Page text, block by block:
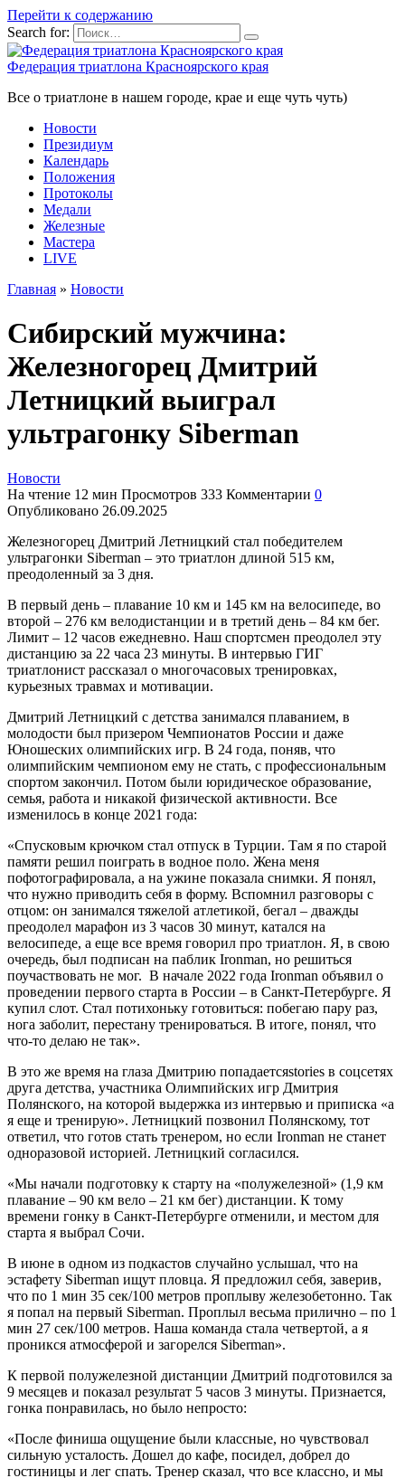
Перейти к содержанию
Search for:
Федерация триатлона Красноярского края
Все о триатлоне в нашем городе, крае и еще чуть чуть)
Новости
Президиум
Календарь
Положения
Протоколы
Медали
Железные
Мастера
LIVE
Главная » Новости
Сибирский мужчина:
Железногорец Дмитрий
Летницкий выиграл
ультрагонку Siberman
Новости
На чтение 12 мин Просмотров 333 Комментарии 0
Опубликовано 26.09.2025
Железногорец Дмитрий Летницкий стал победителем
ультрагонки Siberman – это триатлон длиной 515 км,
преодоленный за 3 дня.
В первый день – плавание 10 км и 145 км на велосипеде, во
второй – 276 км велодистанции и в третий день – 84 км бег.
Лимит – 12 часов ежедневно. Наш спортсмен преодолел эту
дистанцию за 22 часа 23 минуты. В интервью ГИГ
триатлонист рассказал о многочасовых тренировках,
курьезных травмах и мотивации.
Дмитрий Летницкий с детства занимался плаванием, в
молодости был призером Чемпионатов России и даже
Юношеских олимпийских игр. В 24 года, поняв, что
олимпийским чемпионом ему не стать, с профессиональным
спортом закончил. Потом были юридическое образование,
семья, работа и никакой физической активности. Все
изменилось в конце 2021 года:
«Спусковым крючком стал отпуск в Турции. Там я по старой
памяти решил поиграть в водное поло. Жена меня
пофотографировала, а на ужине показала снимки. Я понял,
что нужно приводить себя в форму. Вспомнил разговоры с
отцом: он занимался тяжелой атлетикой, бегал – дважды
преодолел марафон из 3 часов 30 минут, катался на
велосипеде, а еще все время говорил про триатлон. Я, в свою
очередь, был подписан на паблик Ironman, но решиться
поучаствовать не мог. В начале 2022 года Ironman объявил о
проведении первого старта в России – в Санкт-Петербурге. Я
купил слот. Стал потихоньку готовиться: побегаю пару раз,
нога заболит, перестану тренироваться. В итоге, понял, что
что-то делаю не так».
В это же время на глаза Дмитрию попадаетсяstories в соцсетях
друга детства, участника Олимпийских игр Дмитрия
Полянского, на которой выдержка из интервью и приписка «а
я еще и тренирую». Летницкий позвонил Полянскому, тот
ответил, что готов стать тренером, но если Ironman не станет
одноразовой историей. Летницкий согласился.
«Мы начали подготовку к старту на «полужелезной» (1,9 км
плавание – 90 км вело – 21 км бег) дистанции. К тому
времени гонку в Санкт-Петербурге отменили, и местом для
старта я выбрал Сочи.
В июне в одном из подкастов случайно услышал, что на
эстафету Siberman ищут пловца. Я предложил себя, заверив,
что по 1 мин 35 сек/100 метров проплыву железобетонно. Так
я попал на первый Siberman. Проплыл весьма прилично – по 1
мин 27 сек/100 метров. Наша команда стала четвертой, а я
проникся атмосферой и загорелся Siberman».
К первой полужелезной дистанции Дмитрий подготовился за
9 месяцев и показал результат 5 часов 3 минуты. Признается,
гонка понравилась, но было непросто:
«После финиша ощущение были классные, но чувствовал
сильную усталость. Дошел до кафе, посидел, добрел до
гостиницы и лег спать. Тренер сказал, что все классно, и мы